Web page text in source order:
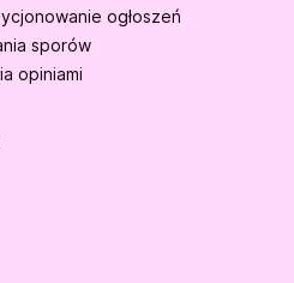
ogłoszeń
sporów
opiniami